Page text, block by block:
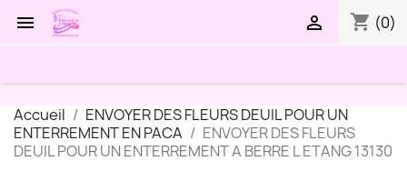
 shopping_cart (0)

Accueil
ENVOYER DES FLEURS DEUIL POUR UN
ENTERREMENT EN PACA
ENVOYER DES FLEURS
DEUIL POUR UN ENTERREMENT A BERRE L ETANG 13130